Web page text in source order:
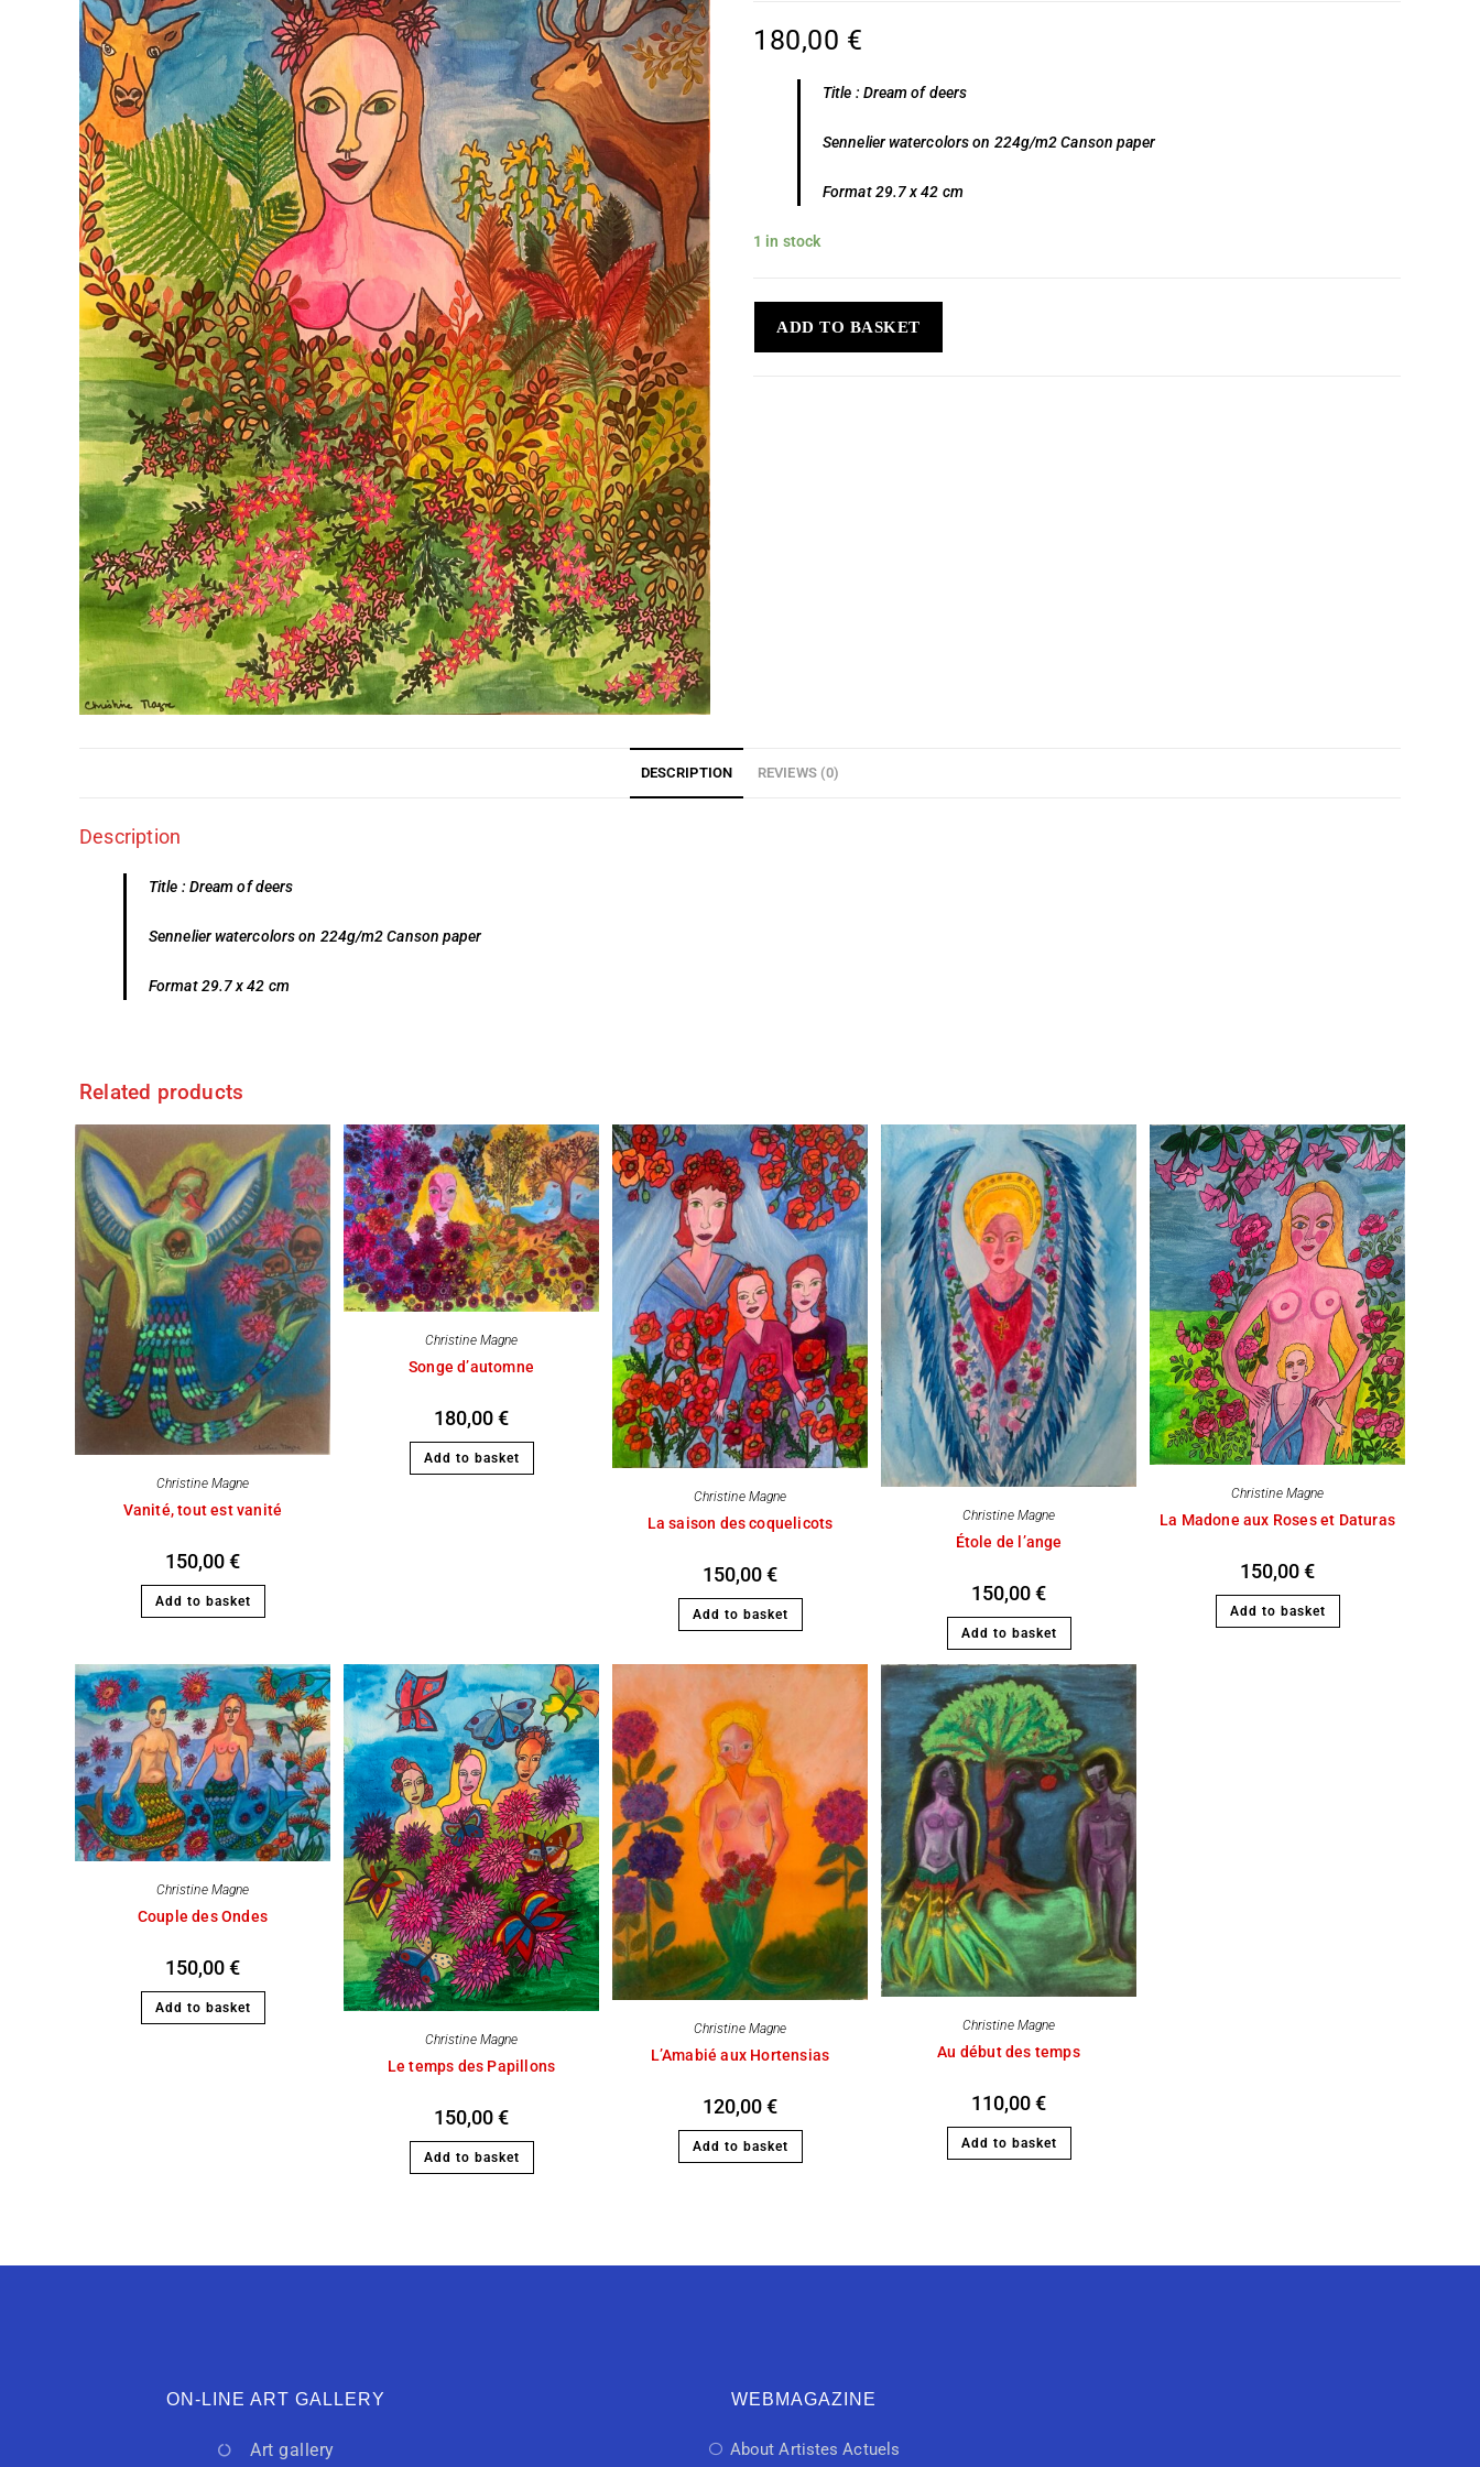
180,00 €
Title : Dream of deers
Sennelier watercolors on 224g/m2 Canson paper
Format 29.7 x 42 cm
1 in stock
ADD TO BASKET
DESCRIPTION REVIEWS (0)
Description
Title : Dream of deers
Sennelier watercolors on 224g/m2 Canson paper
Format 29.7 x 42 cm
Related products
Christine Magne
Vanité, tout est vanité
150,00€
Add to basket
Christine Magne
Songe d’automne
180,00€
Add to basket
Christine Magne
La saison des coquelicots
150,00€
Add to basket
Christine Magne
Étole de l’ange
150,00€
Add to basket
Christine Magne
La Madone aux Roses et Daturas
150,00€
Add to basket
Christine Magne
Couple des Ondes
150,00€
Add to basket
Christine Magne
Le temps des Papillons
150,00€
Add to basket
Christine Magne
L’Amabié aux Hortensias
120,00€
Add to basket
Christine Magne
Au début des temps
110,00€
Add to basket
ON-LINE ART GALLERY
Art gallery
WEBMAGAZINE
About Artistes Actuels